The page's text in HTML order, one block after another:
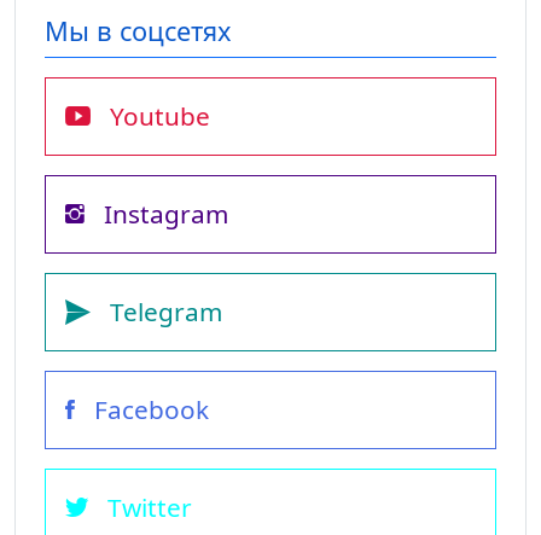
Мы в соцсетях
Youtube
Instagram
Telegram
Facebook
Twitter